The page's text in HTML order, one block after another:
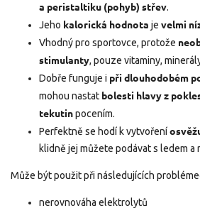
a peristaltiku (pohyb) střev.
Jeho kalorická hodnota je velmi
Vhodný pro sportovce, protože
stimulanty, pouze vitaminy,
Dobře funguje i při dlouhodobém
mohou nastat bolesti hlavy z
tekutinpocením.
Perfektně se hodí k vytvoření
klidně jej můžete podávat s ledem
Může být použit při následujících
nerovnováha elektrolytů